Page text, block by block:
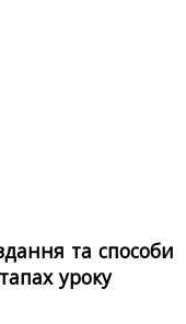
та способи
уроку